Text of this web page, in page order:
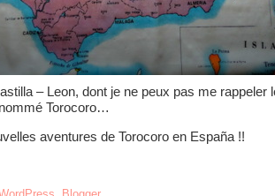
– Leon, dont je ne peux pas me rappeler
Torocoro…
aventures de Torocoro en España !!